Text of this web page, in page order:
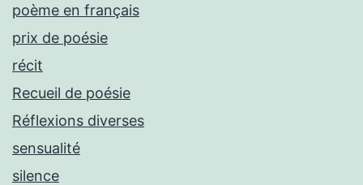
poème en français
prix de poésie
récit
Recueil de poésie
Réflexions diverses
sensualité
silence